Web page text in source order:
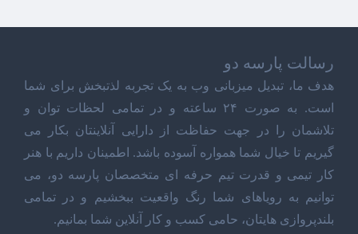
رسالت پارسه دو
هدف ما، تبدیل میزبانی وب به یک تجربه لذتبخش برای شما
است. به صورت ۲۴ ساعته و در تمامی لحظات توان و
تلاشمان را در جهت حفاظت از دارایی آنلاینتان بکار می
گیریم تا خیال شما همواره آسوده باشد. اطمینان داریم با هنر
کار تیمی و قدرت تیم حرفه ای متخصصان پارسه دو، می
توانیم به رویاهای شما رنگ واقعیت ببخشیم و در تمامی
بلندپروازی هایتان، حامی کسب و کار آنلاین شما بمانیم.